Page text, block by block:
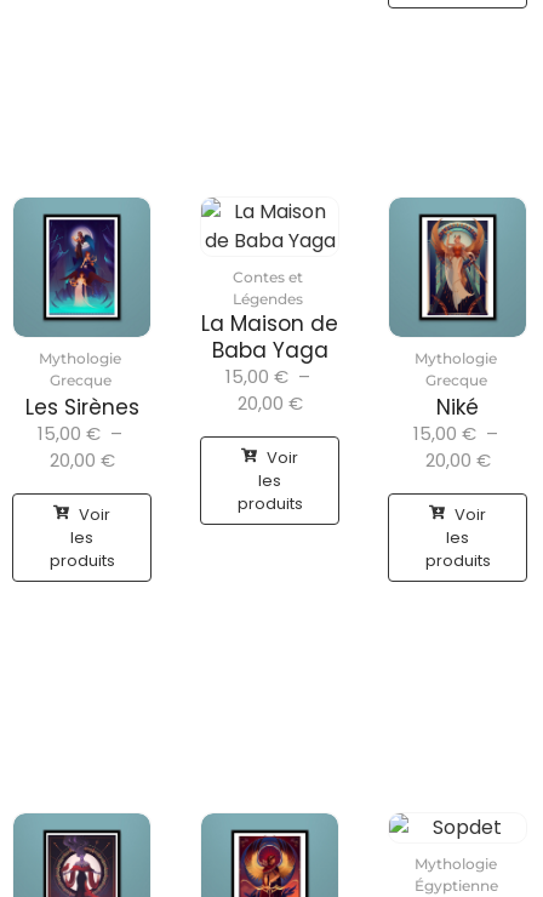
Mythologie
Grecque
Les Sirènes
15,00 € –
20,00 €
Voir
les
produits
Contes et
Légendes
La Maison de
Baba Yaga
15,00 € –
20,00 €
Voir
les
produits
Mythologie
Grecque
Niké
15,00 € –
20,00 €
Voir
les
produits
Mythologie
Égyptienne